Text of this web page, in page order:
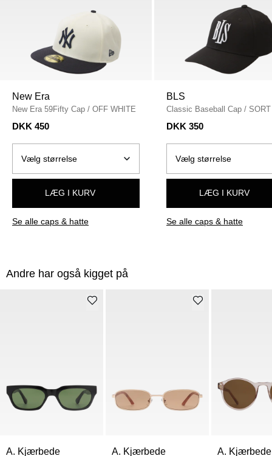
New Era
New Era 59Fifty Cap / OFF WHITE
DKK 450
LÆG I KURV
Se alle caps & hatte
BLS
Classic Baseball Cap / SORT
DKK 350
LÆG I KURV
Se alle caps & hatte
Andre har også kigget på
A. Kjærbede A. Kjærbede A. Kjærbede